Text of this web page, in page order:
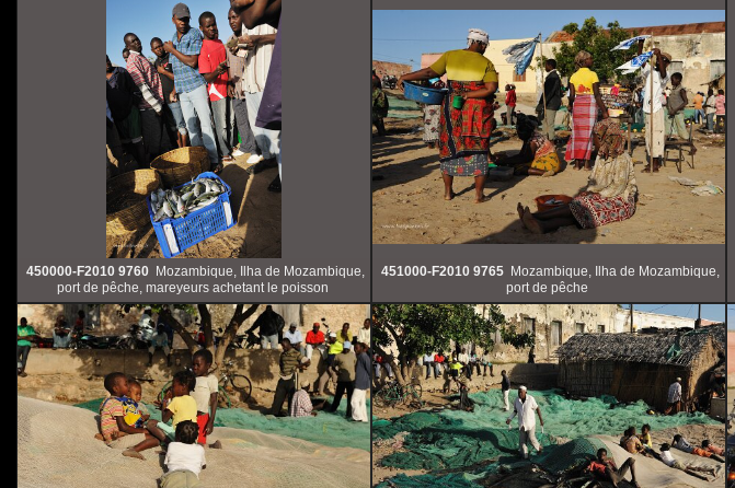
450000-F2010 9760 Mozambique, Ilha de Mozambique,
port de pêche, mareyeurs achetant le poisson
451000-F2010 9765 Mozambique, Ilha de Mozambique,
port de pêche